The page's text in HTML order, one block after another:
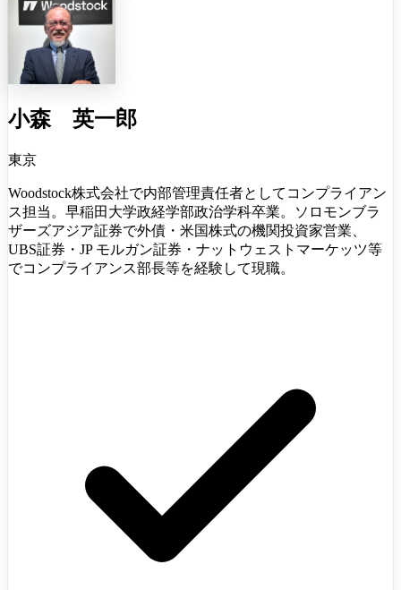
小森 英一郎
東京
Woodstock株式会社で内部管理責任者としてコンプライアン
ス担当。早稲田大学政経学部政治学科卒業。ソロモンブラ
ザーズアジア証券で外債・米国株式の機関投資家営業、
UBS証券・JP モルガン証券・ナットウェストマーケッツ等
でコンプライアンス部長等を経験して現職。